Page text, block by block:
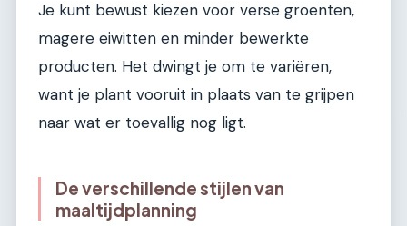
Je kunt bewust kiezen voor verse groenten,
magere eiwitten en minder bewerkte
producten. Het dwingt je om te variëren,
want je plant vooruit in plaats van te grijpen
naar wat er toevallig nog ligt.
De verschillende stijlen van
maaltijdplanning